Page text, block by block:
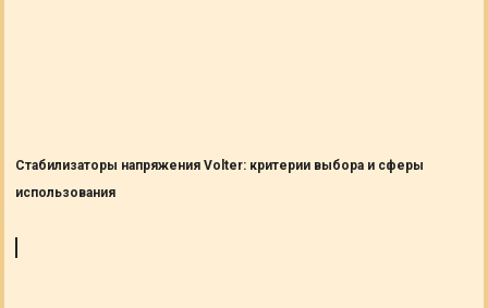
Стабилизаторы напряжения Volter: критерии выбора и сферы
использования